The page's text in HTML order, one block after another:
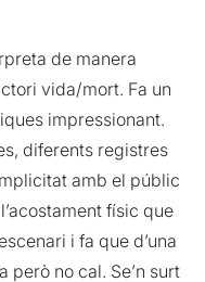
de manera
vida/mort. Fa un
impressionant.
diferents registres
amb el públic
físic que
i fa que d’una
però no cal. Se’n surt